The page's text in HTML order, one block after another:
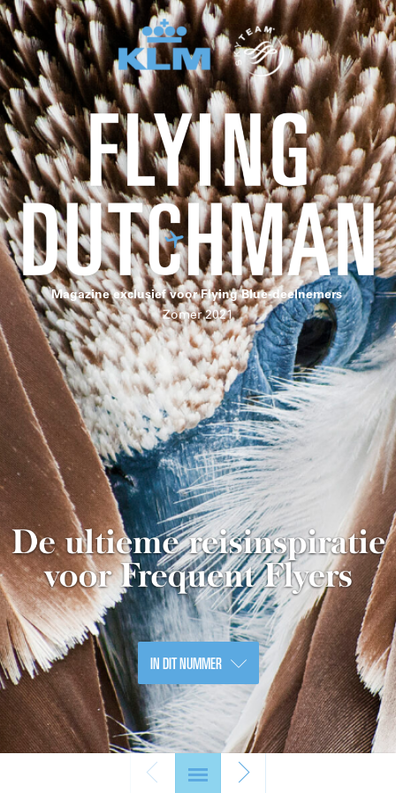
Magazine exclusief voor Flying Blue-deelnemers
Zomer 2021
IN DIT NUMMER